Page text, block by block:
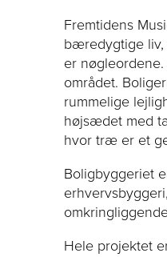
Fremtidens
bæredygtige
er
området.
rummelige
højsædet med
hvor træ er et
Boligbyggeriet
Hele projektet